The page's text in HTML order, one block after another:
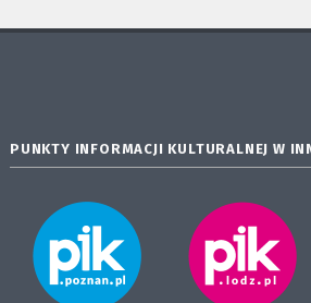
PUNKTY INFORMACJI KULTURALNEJ W